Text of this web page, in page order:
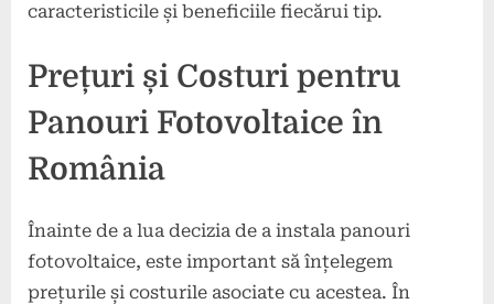
caracteristicile și beneficiile fiecărui tip.
Prețuri și Costuri pentru
Panouri Fotovoltaice în
România
Înainte de a lua decizia de a instala panouri
fotovoltaice, este important să înțelegem
prețurile și costurile asociate cu acestea. În